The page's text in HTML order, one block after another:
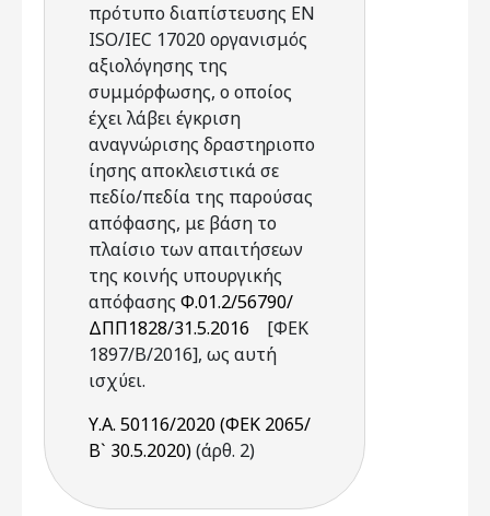
πρότυπο διαπίστευσης EN
ISO/IEC 17020 οργανισμός
αξιολόγησης της
συμμόρφωσης, ο οποίος
έχει λάβει έγκριση
αναγνώρισης δραστηριοπο
ίησης αποκλειστικά σε
πεδίο/πεδία της παρούσας
απόφασης, με βάση το
πλαίσιο των απαιτήσεων
της κοινής υπουργικής
απόφασης Φ.01.2/56790/
ΔΠΠ1828/31.5.2016 [ΦΕΚ
1897/Β/2016], ως αυτή
ισχύει.
Υ.Α. 50116/2020 (ΦΕΚ 2065/
Β` 30.5.2020)(άρθ. 2)